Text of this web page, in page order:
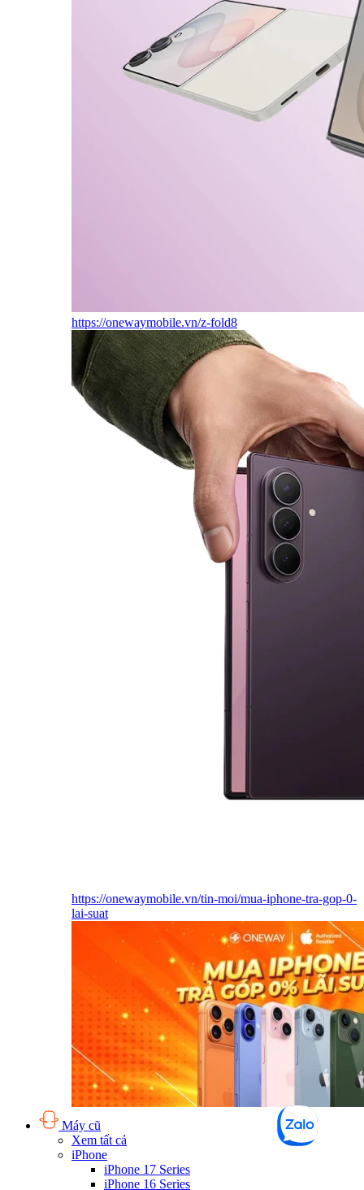
https://onewaymobile.vn/z-fold8
https://onewaymobile.vn/tin-moi/mua-iphone-tra-gop-0-
lai-suat
Máy cũ
Xem tất cả
iPhone
iPhone 17 Series
iPhone 16 Series